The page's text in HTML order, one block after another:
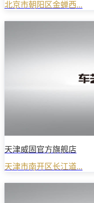
北京市朝阳区金蝉西...
天津威固官方旗舰店
天津市南开区长江道...